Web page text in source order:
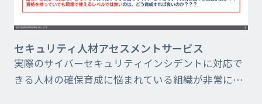
セキュリティ人材アセスメントサービス
実際のサイバーセキュリティインシデントに対応で
きる人材の確保育成に悩まれている組織が非常に多